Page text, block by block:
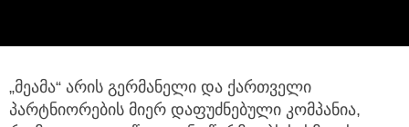
„მეამა“ არის გერმანელი და ქართველი
პარტნიორების მიერ დაფუძნებული კომპანია,